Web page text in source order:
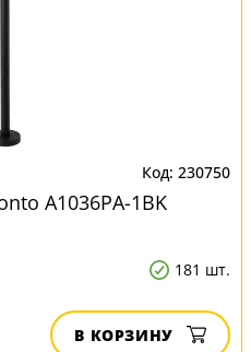
230750
A1036PA-1BK
181 шт.
В КОРЗИНУ